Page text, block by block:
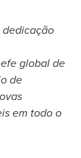
dedicação
global de
de
em todo o